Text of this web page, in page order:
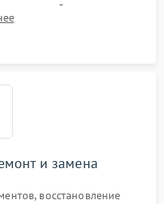
цепей питания,
и видеочипа.
и замена
восстановление